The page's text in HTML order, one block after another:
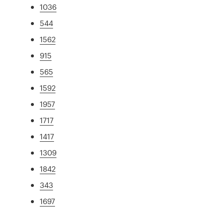
1036
544
1562
915
565
1592
1957
1717
1417
1309
1842
343
1697